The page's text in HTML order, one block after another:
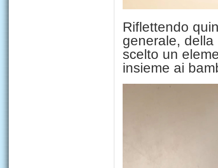
Riflettendo
generale,
scelto un
insieme ai